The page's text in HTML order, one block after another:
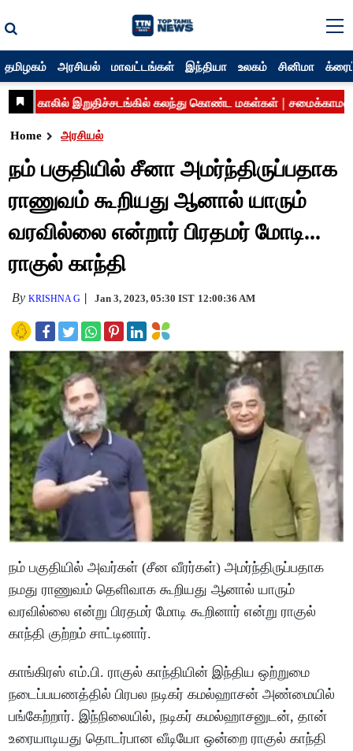
தமிழகம் அரசியல் மாவட்டங்கள் இந்தியா உலகம் சினிமா
Home அரசியல்
நம் பகுதியில் சீனா அமர்ந்திருப்பதாக
ராணுவம் கூறியது ஆனால் யாரும்
வரவில்லை என்றார் பிரதமர் மோடி...
ராகுல் காந்தி
ByKRISHNA G Jan 3, 2023, 05:30 IST 12:00:36 AM
நம் பகுதியில் அவர்கள் (சீன வீரர்கள்) அமர்ந்திருப்பதாக
நமது ராணுவம் தெளிவாக கூறியது ஆனால் யாரும்
வரவில்லை என்று பிரதமர் மோடி கூறினார் என்று ராகுல்
காந்தி குற்றம் சாட்டினார்.
காங்கிரஸ் எம்.பி. ராகுல் காந்தியின் இந்திய ஒற்றுமை
நடைப்பயணத்தில் பிரபல நடிகர் கமல்ஹாசன் அண்மையில்
பங்கேற்றார். இந்நிலையில், நடிகர் கமல்ஹாசனுடன், தான்
உரையாடியது தொடர்பான வீடியோ ஒன்றை ராகுல் காந்தி